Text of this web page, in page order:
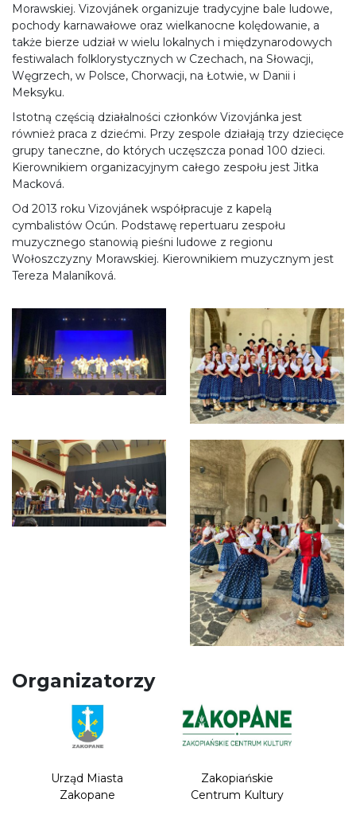
Morawskiej. Vizovjánek organizuje tradycyjne bale ludowe,
pochody karnawałowe oraz wielkanocne kolędowanie, a
także bierze udział w wielu lokalnych i międzynarodowych
festiwalach folklorystycznych w Czechach, na Słowacji,
Węgrzech, w Polsce, Chorwacji, na Łotwie, w Danii i
Meksyku.
Istotną częścią działalności członków Vizovjánka jest
również praca z dziećmi. Przy zespole działają trzy dziecięce
grupy taneczne, do których uczęszcza ponad 100 dzieci.
Kierownikiem organizacyjnym całego zespołu jest Jitka
Macková.
Od 2013 roku Vizovjánek współpracuje z kapelą
cymbalistów Ocún. Podstawę repertuaru zespołu
muzycznego stanowią pieśni ludowe z regionu
Wołoszczyzny Morawskiej. Kierownikiem muzycznym jest
Tereza Malaníková.
Organizatorzy
Urząd Miasta
Zakopane
Zakopiańskie
Centrum Kultury